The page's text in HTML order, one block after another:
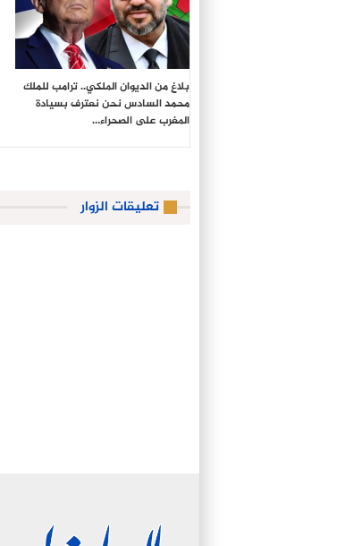
بلاغ من الديوان الملكي.. ترامب للملك
محمد السادس نحن نعترف بسيادة
المغرب على الصحراء…
تعليقات الزوار